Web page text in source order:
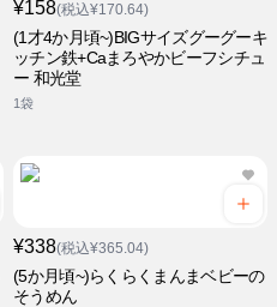
¥158(税込¥170.64)
(1才4か月頃~)BIGサイズグーグーキ
ッチン鉄+Caまろやかビーフシチュ
ー 和光堂
1袋
¥338(税込¥365.04)
(5か月頃~)らくらくまんまベビーの
そうめん